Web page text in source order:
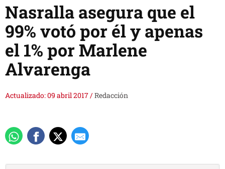
Nasralla asegura que el
99% votó por él y apenas
el 1% por Marlene
Alvarenga
Actualizado: 09 abril 2017/Redacción